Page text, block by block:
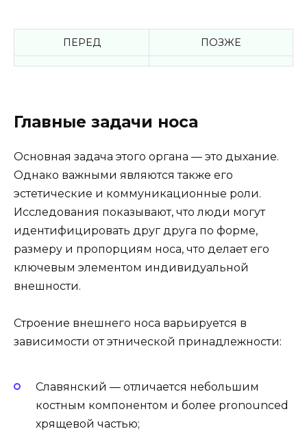
ПЕРЕД ПОЗЖЕ
Главные задачи носа
Основная задача этого органа — это дыхание.
Однако важными являются также его
эстетические и коммуникационные роли.
Исследования показывают, что люди могут
идентифицировать друг друга по форме,
размеру и пропорциям носа, что делает его
ключевым элементом индивидуальной
внешности.
Строение внешнего носа варьируется в
зависимости от этнической принадлежности:
Славянский — отличается небольшим
костным компонентом и более pronounced
хрящевой частью;